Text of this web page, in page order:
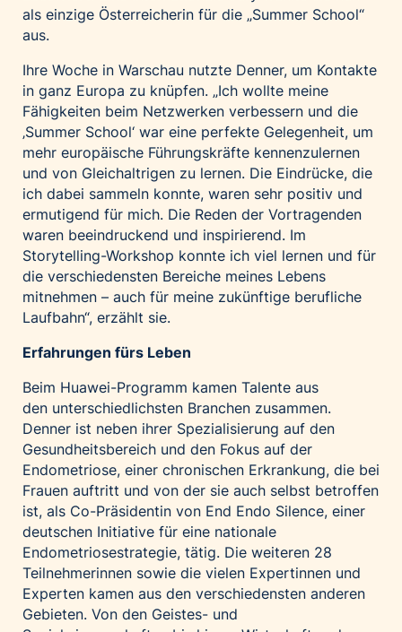
als einzige Österreicherin für die „Summer School“
aus.
Ihre Woche in Warschau nutzte Denner, um Kontakte
in ganz Europa zu knüpfen. „Ich wollte meine
Fähigkeiten beim Netzwerken verbessern und die
‚Summer School‘ war eine perfekte Gelegenheit, um
mehr europäische Führungskräfte kennenzulernen
und von Gleichaltrigen zu lernen. Die Eindrücke, die
ich dabei sammeln konnte, waren sehr positiv und
ermutigend für mich. Die Reden der Vortragenden
waren beeindruckend und inspirierend. Im
Storytelling-Workshop konnte ich viel lernen und für
die verschiedensten Bereiche meines Lebens
mitnehmen – auch für meine zukünftige berufliche
Laufbahn“, erzählt sie.
Erfahrungen fürs Leben
Beim Huawei-Programm kamen Talente aus
den unterschiedlichsten Branchen zusammen.
Denner ist neben ihrer Spezialisierung auf den
Gesundheitsbereich und den Fokus auf der
Endometriose, einer chronischen Erkrankung, die bei
Frauen auftritt und von der sie auch selbst betroffen
ist, als Co-Präsidentin von End Endo Silence, einer
deutschen Initiative für eine nationale
Endometriosestrategie, tätig. Die weiteren 28
Teilnehmerinnen sowie die vielen Expertinnen und
Experten kamen aus den verschiedensten anderen
Gebieten. Von den Geistes- und